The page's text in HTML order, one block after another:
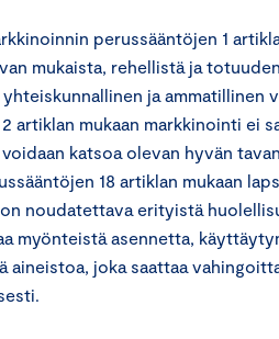
perussääntöjen 1
mukaista, rehellistä ja
ja ammatillinen
artiklan mukaan markkinointi ei
katsoa olevan hyvän
18 artiklan mukaan
noudatettava erityistä
myönteistä asennetta,
aineistoa, joka saattaa